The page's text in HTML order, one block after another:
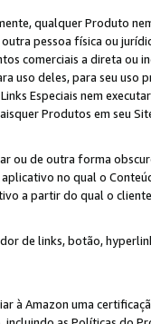
qualquer Produto
pessoa física ou
comerciais a direta ou
uso deles, para seu
Especiais nem
Produtos em seu
ou de outra forma
no qual o
a partir do qual o
de links, botão,
à Amazon uma